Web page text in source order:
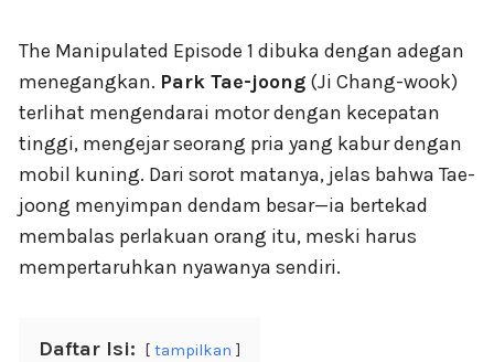
The Manipulated Episode 1 dibuka dengan adegan
menegangkan. Park Tae-joong (Ji Chang-wook)
terlihat mengendarai motor dengan kecepatan
tinggi, mengejar seorang pria yang kabur dengan
mobil kuning. Dari sorot matanya, jelas bahwa Tae-
joong menyimpan dendam besar—ia bertekad
membalas perlakuan orang itu, meski harus
mempertaruhkan nyawanya sendiri.
Daftar Isi: tampilkan